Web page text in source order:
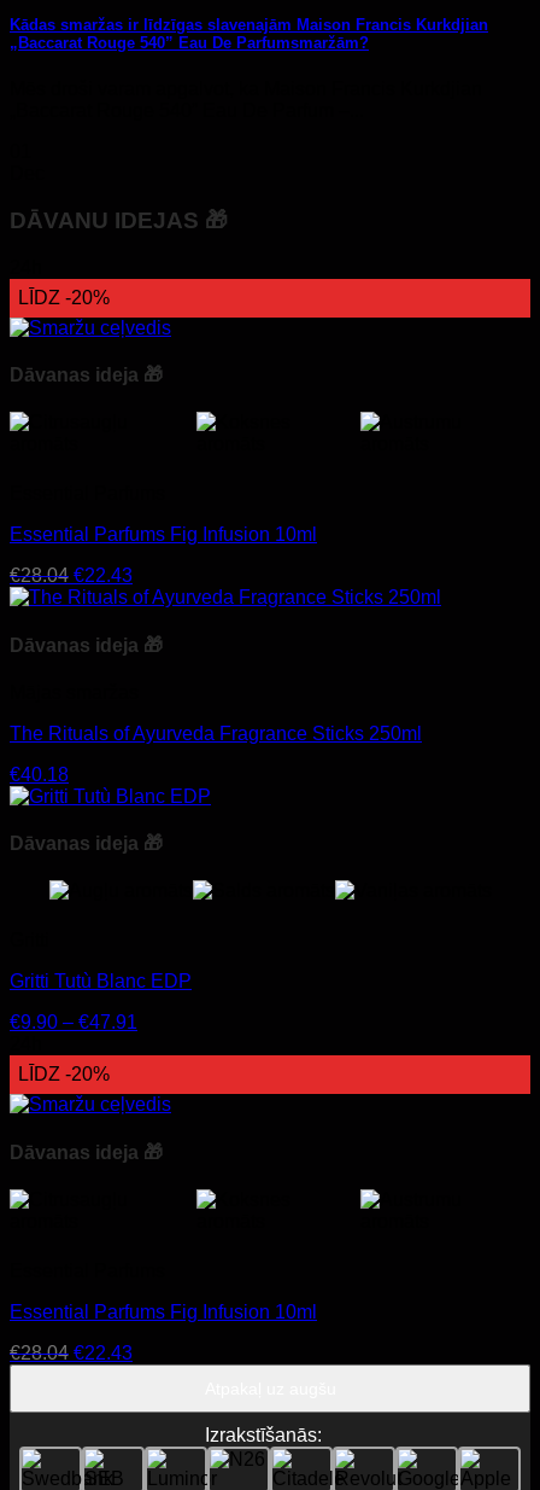
Kādas smaržas ir līdzīgas slavenajām Maison Francis Kurkdjian
„Baccarat Rouge 540” Eau De Parfumsmaržām?
DĀVANU IDEJAS 🎁
LĪDZ -20%
Dāvanas ideja 🎁
Essential Parfums Fig Infusion 10ml
€28.04 Original
price
€28.04.
€22.43Current
price
€22.43.
Dāvanas ideja 🎁
The Rituals of Ayurveda Fragrance Sticks 250ml
€40.18
Dāvanas ideja 🎁
Gritti Tutù Blanc EDP
€9.90 – €47.91
€47.91
LĪDZ -20%
Dāvanas ideja 🎁
Essential Parfums Fig Infusion 10ml
€28.04 Original
€28.04.
€22.43Current
€22.43.
Izrakstīšanās: